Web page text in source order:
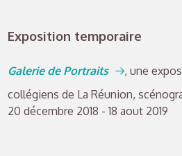
Exposition temporaire
Galerie de Portraits
, une
collégiens de La Réunion,
20 décembre 2018 - 18 aout 2019